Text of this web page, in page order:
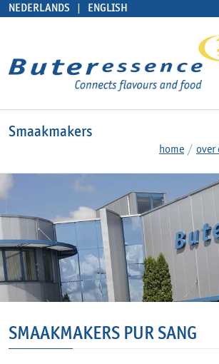
NEDERLANDS ENGLISH
Smaakmakers
home over
SMAAKMAKERS PUR SANG